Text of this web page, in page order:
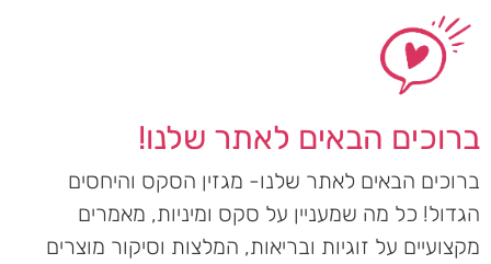
ברוכים הבאים לאתר שלנו!
ברוכים הבאים לאתר שלנו- מגזין הסקס והיחסים
הגדול! כל מה שמעניין על סקס ומיניות, מאמרים
מקצועיים על זוגיות ובריאות, המלצות וסיקור מוצרים